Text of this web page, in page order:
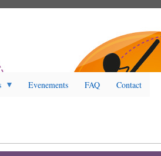
Evenements FAQ Contact